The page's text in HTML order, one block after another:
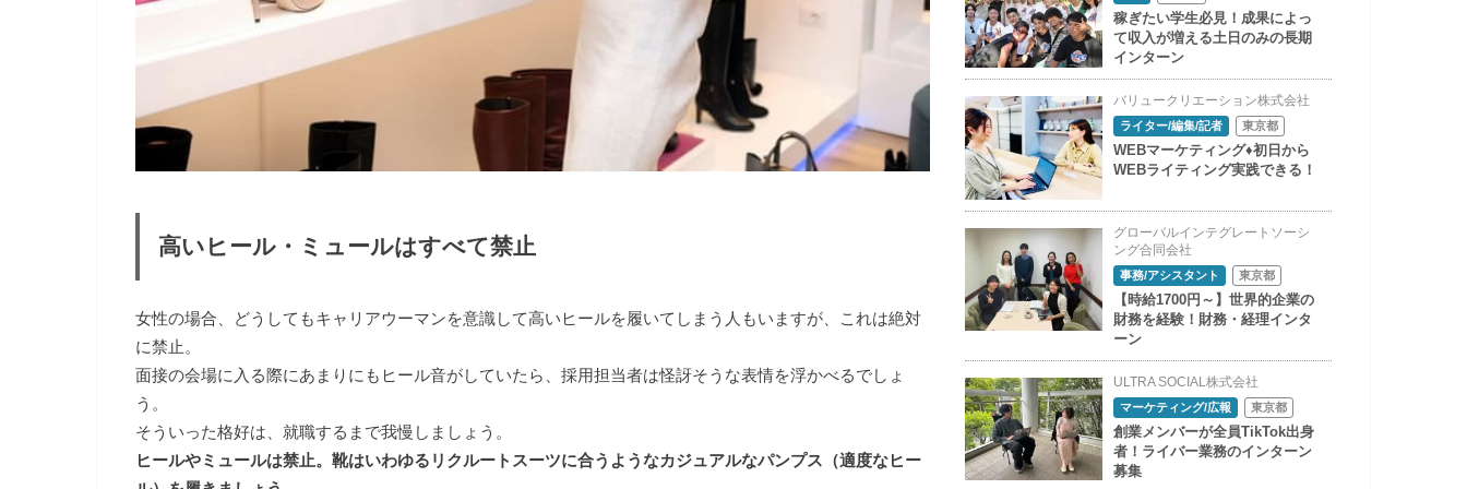
高いヒール・ミュールはすべて禁止
女性の場合、どうしてもキャリアウーマンを意識して高いヒールを履いてしまう人もいますが、これは絶対
に禁止。
面接の会場に入る際にあまりにもヒール音がしていたら、採用担当者は怪訝そうな表情を浮かべるでしょ
う。
そういった格好は、就職するまで我慢しましょう。
ヒールやミュールは禁止。靴はいわゆるリクルートスーツに合うようなカジュアルなパンプス（適度なヒー
稼ぎたい学生必見！成果によっ
て収入が増える土日のみの長期
インターン
バリュークリエーション株式会社
ライター/編集/記者 東京都
WEBマーケティング♦初日から
WEBライティング実践できる！
グローバルインテグレートソーシ
ング合同会社
事務/アシスタント 東京都
【時給1700円～】世界的企業の
財務を経験！財務・経理インタ
ーン
ULTRA SOCIAL株式会社
マーケティング/広報 東京都
創業メンバーが全員TikTok出身
者！ライバー業務のインターン
募集